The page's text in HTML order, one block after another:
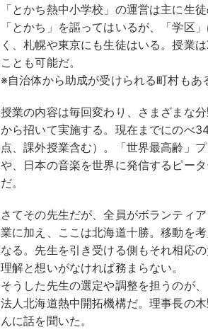
「とかち熱中小学校」の運営は主に生
「とかち」を謳ってはいるが、「学区
く、札幌や東京にも生徒はいる。授業
ことも可能だ。
※自治体から助成が受けられる町村もあ
授業の内容は毎回変わり、さまざまな
から招いて実施する。現在までにのべ
点、課外授業含む）。「世界最高齢」
や、日本の音楽を世界に発信するピー
だ。
さてその先生だが、全員がボランティ
業に加え、ここは北海道十勝。移動を
なる。先生を引き受ける側もそれ相応
理解と想いがなければ務まらない。
そうした先生の選定や調整を担うのが
法人北海道熱中開拓機構だ。理事長の
んに話を聞いた。